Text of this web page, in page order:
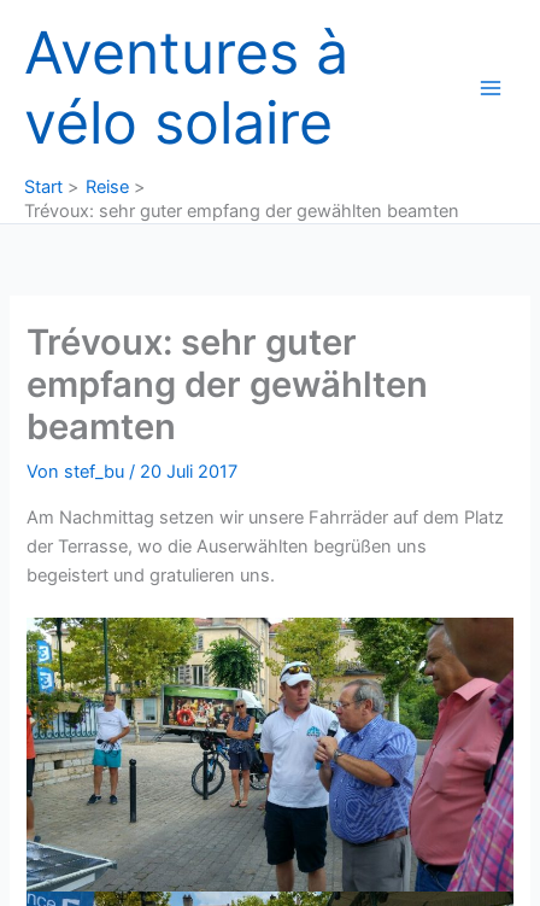
Inhalt
springen
Aventures à
vélo solaire
Start
Reise
Trévoux: sehr guter empfang der gewählten beamten
Trévoux: sehr guter
empfang der gewählten
beamten
Von stef_bu/ 20 Juli 2017
Am Nachmittag setzen wir unsere Fahrräder auf dem Platz
der Terrasse, wo die Auserwählten begrüßen uns
begeistert und gratulieren uns.